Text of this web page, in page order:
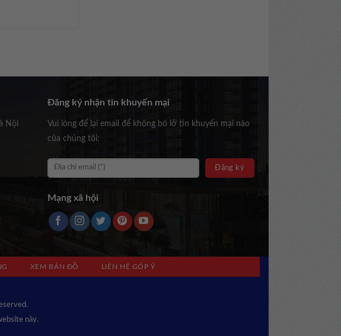
Nội
Đăng ký nhận tin khuyến mại
Vui lòng để lại email để không bỏ lỡ tin khuyến mại nào
của chúng tôi:
Mạng xã hội
XEM BẢN ĐỒ LIÊN HỆ GÓP Ý
này.